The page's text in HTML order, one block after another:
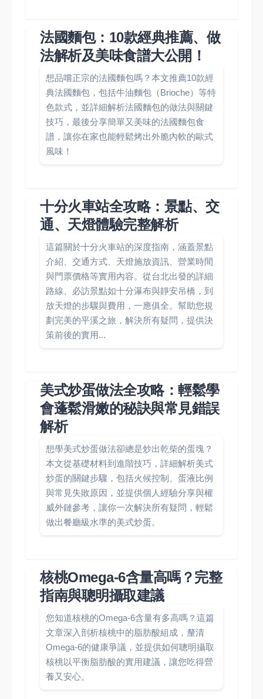
法國麵包：10款經典推薦、做
法解析及美味食譜大公開！
想品嚐正宗的法國麵包嗎？本文推薦10款經
典法國麵包，包括牛油麵包（Brioche）等特
色款式，並詳細解析法國麵包的做法與關鍵
技巧，最後分享簡單又美味的法國麵包食
譜，讓你在家也能輕鬆烤出外脆內軟的歐式
風味！
十分火車站全攻略：景點、交
通、天燈體驗完整解析
這篇關於十分火車站的深度指南，涵蓋景點
介紹、交通方式、天燈施放資訊、營業時間
與門票價格等實用內容。從台北出發的詳細
路線、必訪景點如十分瀑布與靜安吊橋，到
放天燈的步驟與費用，一應俱全。幫助您規
劃完美的平溪之旅，解決所有疑問，提供決
策前後的實用...
美式炒蛋做法全攻略：輕鬆學
會蓬鬆滑嫩的秘訣與常見錯誤
解析
想學美式炒蛋做法卻總是炒出乾柴的蛋塊？
本文從基礎材料到進階技巧，詳細解析美式
炒蛋的關鍵步驟，包括火候控制、蛋液比例
與常見失敗原因，並提供個人經驗分享與權
威外鏈參考，讓你一次解決所有疑問，輕鬆
做出餐廳級水準的美式炒蛋。
核桃Omega-6含量高嗎？完整
指南與聰明攝取建議
您知道核桃的Omega-6含量有多高嗎？這篇
文章深入剖析核桃中的脂肪酸組成，釐清
Omega-6的健康爭議，並提供如何聰明攝取
核桃以平衡脂肪酸的實用建議，讓您吃得營
養又安心。